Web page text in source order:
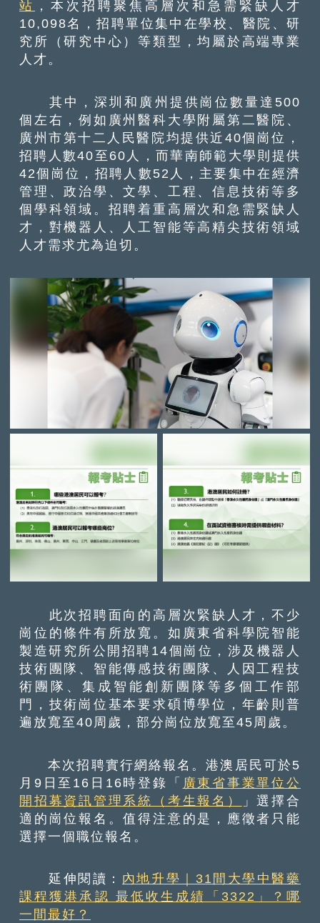
站 ，本次招聘聚焦高層次和急需緊缺人才
10,098名，招聘單位集中在學校、醫院、研
究所（研究中心）等類型，均屬於高端專業
人才。
其中，深圳和廣州提供崗位數量達500
個左右，例如廣州醫科大學附屬第二醫院、
廣州市第十二人民醫院均提供近40個崗位，
招聘人數40至60人，而華南師範大學則提供
42個崗位，招聘人數52人，主要集中在經濟
管理、政治學、文學、工程、信息技術等多
個學科領域。招聘着重高層次和急需緊缺人
才，對機器人、人工智能等高精尖技術領域
人才需求尤為迫切。
此次招聘面向的高層次緊缺人才，不少
崗位的條件有所放寬。如廣東省科學院智能
製造研究所公開招聘14個崗位，涉及機器人
技術團隊、智能傳感技術團隊、人因工程技
術團隊、集成智能創新團隊等多個工作部
門，技術崗位基本要求碩博學位，年齡則普
遍放寬至40周歲，部分崗位放寬至45周歲。
本次招聘實行網絡報名。港澳居民可於5
月9日至16日16時登錄「 廣東省事業單位公
開招募資訊管理系統（考生報名）
」選擇合
適的崗位報名。值得注意的是，應徵者只能
選擇一個職位報名。
延伸閱讀： 內地升學｜31間大學中醫藥
課程獲港承認 最低收生成績「3322」？哪
一間最好？